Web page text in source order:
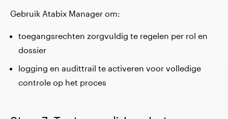
Gebruik Atabix Manager om:
toegangsrechten zorgvuldig te regelen per rol en
dossier
logging en audittrail te activeren voor volledige
controle op het proces